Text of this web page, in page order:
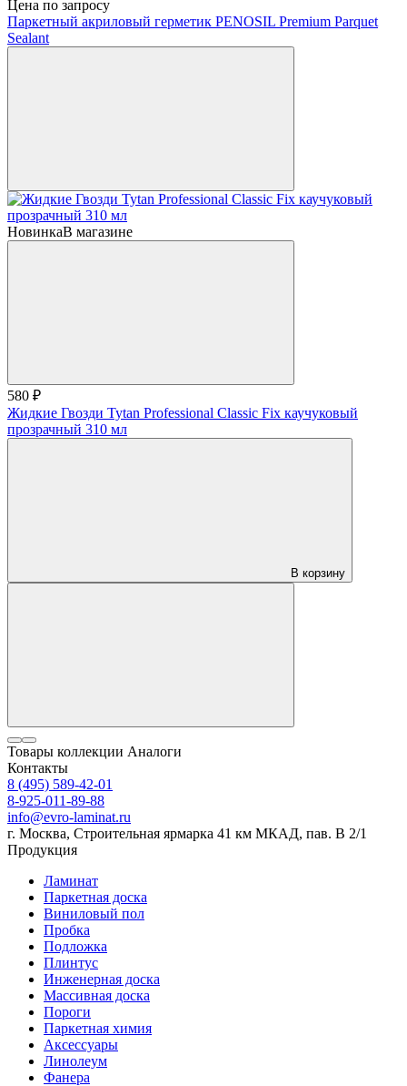
Цена по запросу
Паркетный акриловый герметик PENOSIL Premium Parquet
Sealant
НовинкаВ магазине
580 ₽
Жидкие Гвозди Tytan Professional Classic Fix каучуковый
прозрачный 310 мл
В корзину
Товары коллекции Аналоги
Контакты
8 (495) 589-42-01
8-925-011-89-88
info@evro-laminat.ru
г. Москва, Строительная ярмарка 41 км МКАД, пав. В 2/1
Продукция
Ламинат
Паркетная доска
Виниловый пол
Пробка
Подложка
Плинтус
Инженерная доска
Массивная доска
Пороги
Паркетная химия
Аксессуары
Линолеум
Фанера